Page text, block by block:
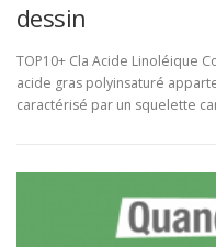
dessin
TOP10+ Cla Acide Linoléique
acide gras polyinsaturé
caractérisé par un squelette